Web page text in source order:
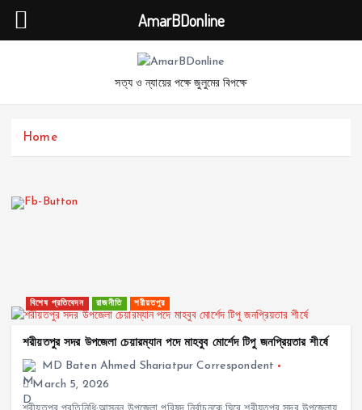
p
সত্য ও ন্যায়ের পক্ষে জুলুমের বিপক্ষে
Home
বিশেষ প্রতিবেদন রাজনীতি শরীয়তপুর
শরীয়তপুর সদর উপজেলা চেয়ারম্যান পদে মাহবুব মোর্শেদ টিপু জনপ্রিয়তার শীর্ষে
MD Baten Ahmed Shariatpur Correspondent
March 5, 2026
AmarBDonline